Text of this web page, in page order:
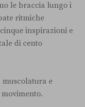
le braccia lungo i
ritmiche
inspirazioni e
di cento
muscolatura e